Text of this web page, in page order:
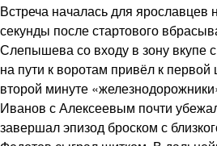
Встреча началась для ярославцев
секунды после стартового
Слепышева со входу в зону вкупе
на пути к воротам привёл к
второй минуте
Иванов с Алексеевым почти
завершал эпизод броском с